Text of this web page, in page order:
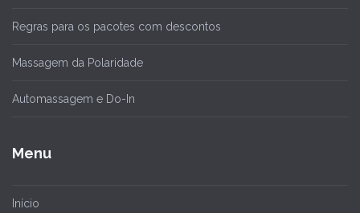
Regras para os pacotes com descontos
Massagem da Polaridade
Automassagem e Do-In
Menu
Início